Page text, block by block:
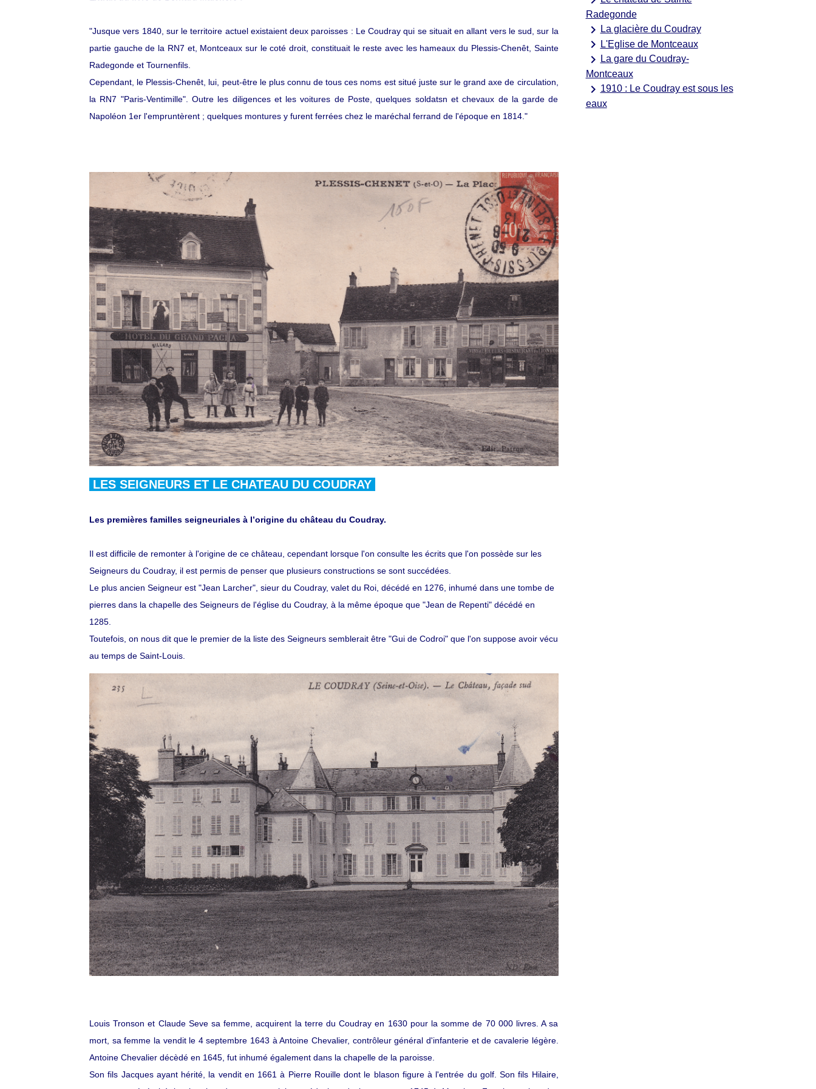
"Jusque vers 1840, sur le territoire actuel existaient deux paroisses : Le Coudray qui se situait en allant vers le sud, sur la
partie gauche de la RN7 et, Montceaux sur le coté droit, constituait le reste avec les hameaux du Plessis-Chenêt, Sainte
Radegonde et Tournenfils.
Cependant, le Plessis-Chenêt, lui, peut-être le plus connu de tous ces noms est situé juste sur le grand axe de circulation,
la RN7 "Paris-Ventimille". Outre les diligences et les voitures de Poste, quelques soldatsn et chevaux de la garde de
Napoléon 1er l'empruntèrent ; quelques montures y furent ferrées chez le maréchal ferrand de l'époque en 1814."
LES SEIGNEURS ET LE CHATEAU DU COUDRAY
Les premières familles seigneuriales à l’origine du château du Coudray.
Il est difficile de remonter à l'origine de ce château, cependant lorsque l'on consulte les écrits que l'on possède sur les
Seigneurs du Coudray, il est permis de penser que plusieurs constructions se sont succédées.
Le plus ancien Seigneur est "Jean Larcher", sieur du Coudray, valet du Roi, décédé en 1276, inhumé dans une tombe de
pierres dans la chapelle des Seigneurs de l'église du Coudray, à la même époque que "Jean de Repenti" décédé en
1285.
Toutefois, on nous dit que le premier de la liste des Seigneurs semblerait être "Gui de Codroi" que l'on suppose avoir vécu
au temps de Saint-Louis.
Louis Tronson et Claude Seve sa femme, acquirent la terre du Coudray en 1630 pour la somme de 70 000 livres. A sa
mort, sa femme la vendit le 4 septembre 1643 à Antoine Chevalier, contrôleur général d'infanterie et de cavalerie légère.
Antoine Chevalier décèdé en 1645, fut inhumé également dans la chapelle de la paroisse.
Son fils Jacques ayant hérité, la vendit en 1661 à Pierre Rouille dont le blason figure à l'entrée du golf. Son fils Hilaire,
Radegonde
keyboard_arrow_right La glacière du Coudray
keyboard_arrow_right L'Eglise de Montceaux
keyboard_arrow_right La gare du Coudray-
Montceaux
keyboard_arrow_right1910 : Le Coudray est sous les
eaux